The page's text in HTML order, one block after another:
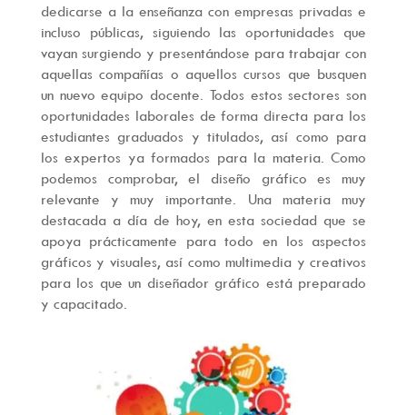
dedicarse a la enseñanza con empresas privadas e
incluso públicas, siguiendo las oportunidades que
vayan surgiendo y presentándose para trabajar con
aquellas compañías o aquellos cursos que busquen
un nuevo equipo docente. Todos estos sectores son
oportunidades laborales de forma directa para los
estudiantes graduados y titulados, así como para
los expertos ya formados para la materia. Como
podemos comprobar, el diseño gráfico es muy
relevante y muy importante. Una materia muy
destacada a día de hoy, en esta sociedad que se
apoya prácticamente para todo en los aspectos
gráficos y visuales, así como multimedia y creativos
para los que un diseñador gráfico está preparado
y capacitado.